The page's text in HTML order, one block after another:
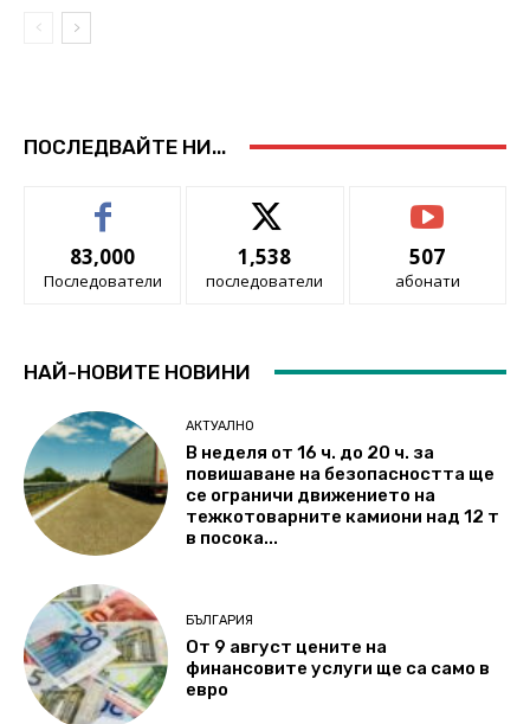
ПОСЛЕДВАЙТЕ НИ...
83,000
Последователи
1,538
последователи
507
абонати
НАЙ-НОВИТЕ НОВИНИ
АКТУАЛНО
В неделя от 16 ч. до 20 ч. за
повишаване на безопасността ще
се ограничи движението на
тежкотоварните камиони над 12 т
в посока...
БЪЛГАРИЯ
От 9 август цените на
финансовите услуги ще са само в
евро